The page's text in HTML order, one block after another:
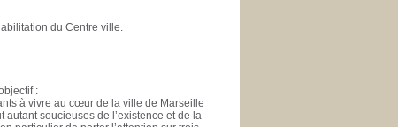
du Centre ville.
:
à vivre au cœur de la ville de Marseille
soucieuses de l’existence et de la